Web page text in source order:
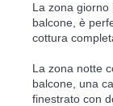
La zona giorno
balcone, è
cottura
La zona notte
balcone, una
finestrato con